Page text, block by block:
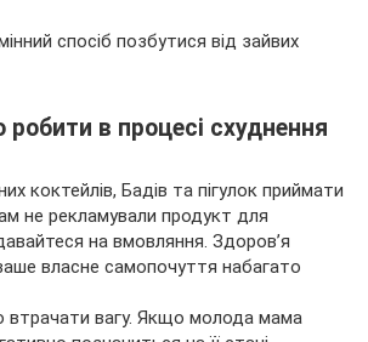
спосіб позбутися від зайвих
робити в процесі схуднення
коктейлів, Бадів та пігулок приймати
не рекламували продукт для
на вмовляння. Здоров’я
власне самопочуття набагато
втрачати вагу. Якщо молода мама